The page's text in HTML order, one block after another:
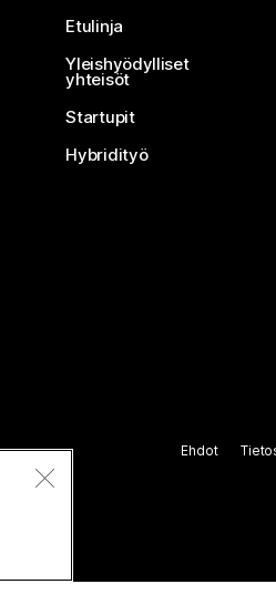
Etulinja
Yleishyödylliset
yhteisöt
Startupit
Hybridityö
Ehdot